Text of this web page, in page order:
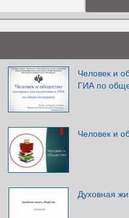
Человек и
ГИА по
Человек и
Духовная